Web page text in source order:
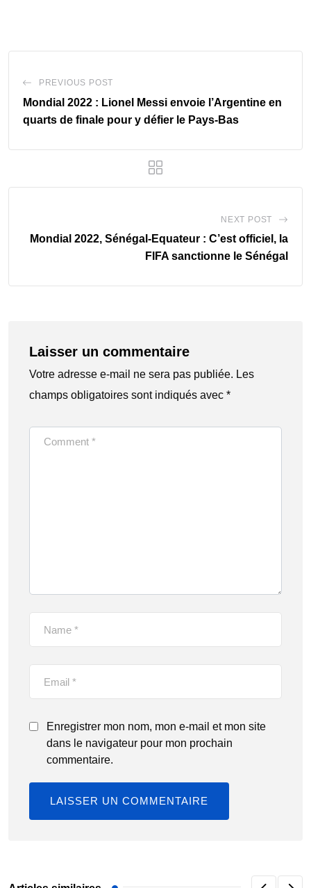
PREVIOUS POST
Mondial 2022 : Lionel Messi envoie l’Argentine en
quarts de finale pour y défier le Pays-Bas
NEXT POST
Mondial 2022, Sénégal-Equateur : C’est officiel, la
FIFA sanctionne le Sénégal
Laisser un commentaire
Votre adresse e-mail ne sera pas publiée. Les
champs obligatoires sont indiqués avec *
Enregistrer mon nom, mon e-mail et mon site
dans le navigateur pour mon prochain
commentaire.